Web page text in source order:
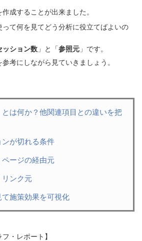
成することが出来ました。
て何を見てどう分析に役立てばよいの
ッション数 」と「参照元 」です。
考にしながら見ていきましょう。
とは何か？他関連項目との違いを把
ンが切れる条件
ージの経由元
リンク元
施策効果を可視化
・レポート】